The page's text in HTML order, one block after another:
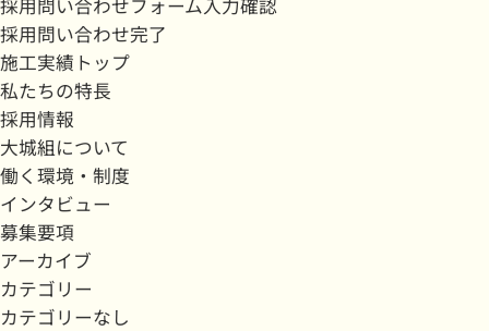
採用問い合わせフォーム入力確認
採用問い合わせ完了
施工実績トップ
私たちの特長
採用情報
大城組について
働く環境・制度
インタビュー
募集要項
アーカイブ
カテゴリー
カテゴリーなし